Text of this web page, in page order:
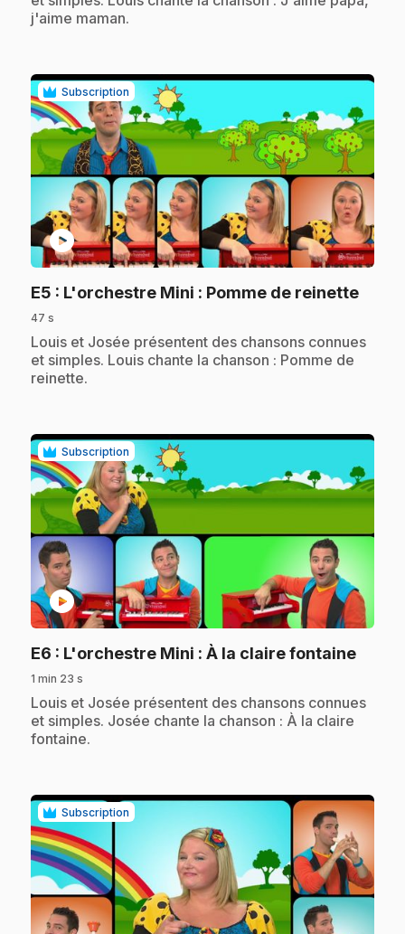
j'aime maman.
Subscription
play_circle
E5 : L'orchestre Mini : Pomme de reinette.
47 s
.Louis et Josée présentent des chansons connues
et simples. Louis chante la chanson : Pomme de
reinette.
Subscription
play_circle
E6 : L'orchestre Mini : À la claire fontaine.
1 min 23 s
.Louis et Josée présentent des chansons connues
et simples. Josée chante la chanson : À la claire
fontaine.
Subscription